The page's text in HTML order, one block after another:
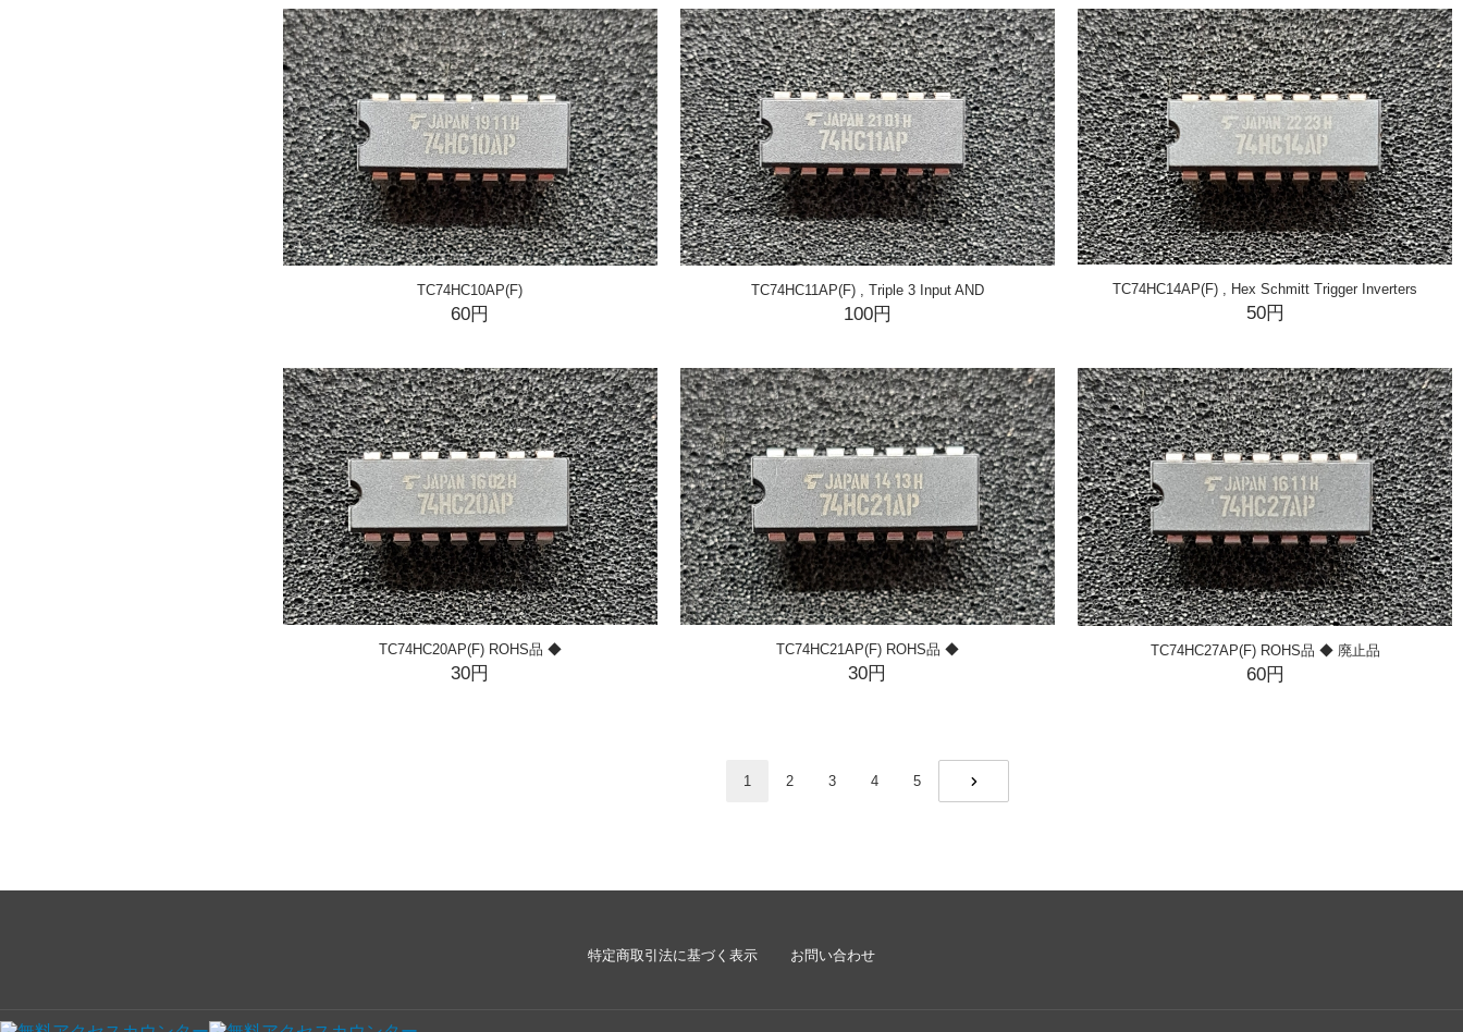
TC74HC10AP(F)
60円
TC74HC11AP(F) , Triple 3 Input AND
100円
TC74HC14AP(F) , Hex Schmitt Trigger Inverters
50円
TC74HC20AP(F) ROHS品 ◆
30円
TC74HC21AP(F) ROHS品 ◆
30円
TC74HC27AP(F) ROHS品 ◆ 廃止品
60円
1 2 3 4
5
特定商取引法に基づく表示 お問い合わせ